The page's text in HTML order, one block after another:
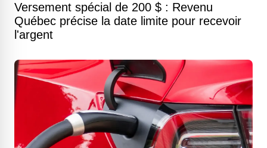
Versement spécial de 200 $ : Revenu
Québec précise la date limite pour recevoir
l'argent